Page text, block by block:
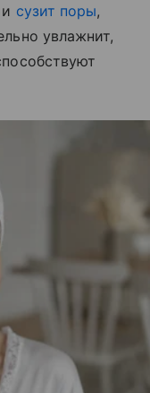
сузит поры,
увлажнит,